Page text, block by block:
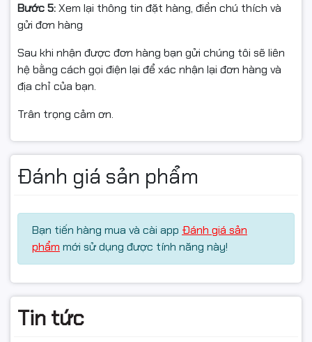
Bước 5:Xem lại thông tin đặt hàng, điền chú thích và
gửi đơn hàng
Sau khi nhận được đơn hàng bạn gửi chúng tôi sẽ liên
hệ bằng cách gọi điện lại để xác nhận lại đơn hàng và
địa chỉ của bạn.
Trân trọng cảm ơn.
Đánh giá sản phẩm
Bạn tiến hàng mua và cài app Đánh giá sản
phẩm mới sử dụng được tính năng này!
Tin tức